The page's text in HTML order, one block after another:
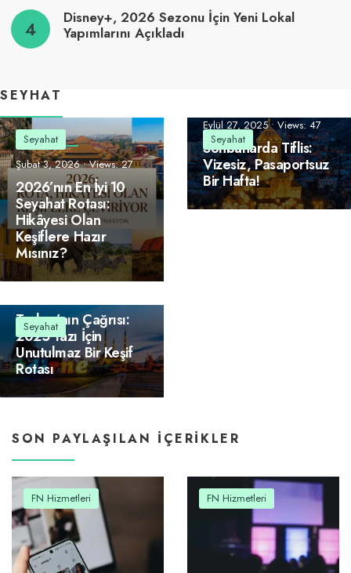
Disney+, 2026 Sezonu İçin Yeni Lokal
Yapımlarını Açıkladı
SEYHAT
Seyahat
Şubat 3, 2026 •Views: 27
2026’nın En İyi 10
Seyahat Rotası:
Hikâyesi Olan
Keşiflere Hazır
Mısınız?
Seyahat
Eylül 27, 2025 • Views: 47
Sonbaharda Tiflis:
Vizesiz, Pasaportsuz
Bir Hafta!
Seyahat
Trakya’nın Çağrısı:
2025 Yazı İçin
Unutulmaz Bir Keşif
Rotası
SON PAYLAŞILAN IÇERIKLER
FN Hizmetleri FN Hizmetleri